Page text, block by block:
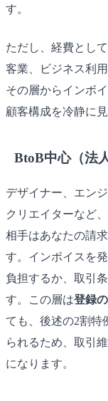
す。
ただし、経費とし
客業、ビジネス利
その層からインボ
顧客構成を冷静に
BtoB中心（法
デザイナー、エン
クリエイターなど
相手はあなたの請
す。インボイスを
負担するか、取引
す。この層は登録
ても、後述の2割特
られるため、取引
になります。